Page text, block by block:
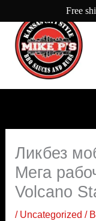
to
content
Ликбез
Мега
Volcano
/ Uncategorized /
Free